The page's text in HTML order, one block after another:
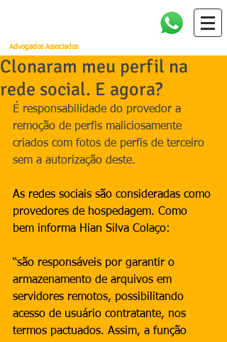
Advogados Associados
Clonaram meu perfil na
rede social. E agora?
É responsabilidade do provedor a
remoção de perfis maliciosamente
criados com fotos de perfis de terceiro
sem a autorização deste.
As redes sociais são consideradas como
provedores de hospedagem. Como
bem informa Hian Silva Colaço:
“são responsáveis por garantir o
armazenamento de arquivos em
servidores remotos, possibilitando
acesso de usuário contratante, nos
termos pactuados. Assim, a função